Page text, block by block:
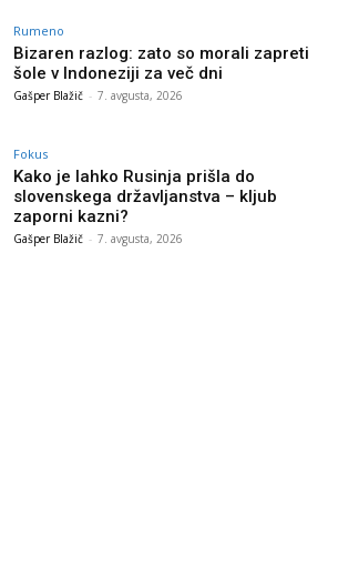
Rumeno
Bizaren razlog: zato so morali zapreti
šole v Indoneziji za več dni
Gašper Blažič - 7. avgusta, 2026
Fokus
Kako je lahko Rusinja prišla do
slovenskega državljanstva – kljub
zaporni kazni?
Gašper Blažič - 7. avgusta, 2026